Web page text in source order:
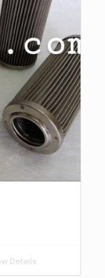
Details